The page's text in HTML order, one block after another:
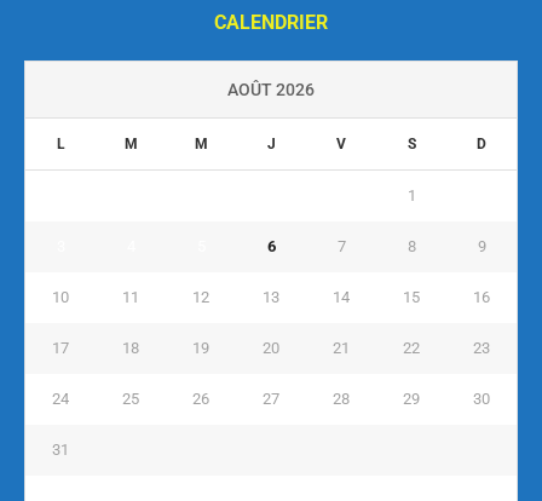
CALENDRIER
AOÛT 2026
L M M J V S D
1
6 7 8 9
10 11 12 13 14 15 16
17 18 19 20 21 22 23
24 25 26 27 28 29 30
31